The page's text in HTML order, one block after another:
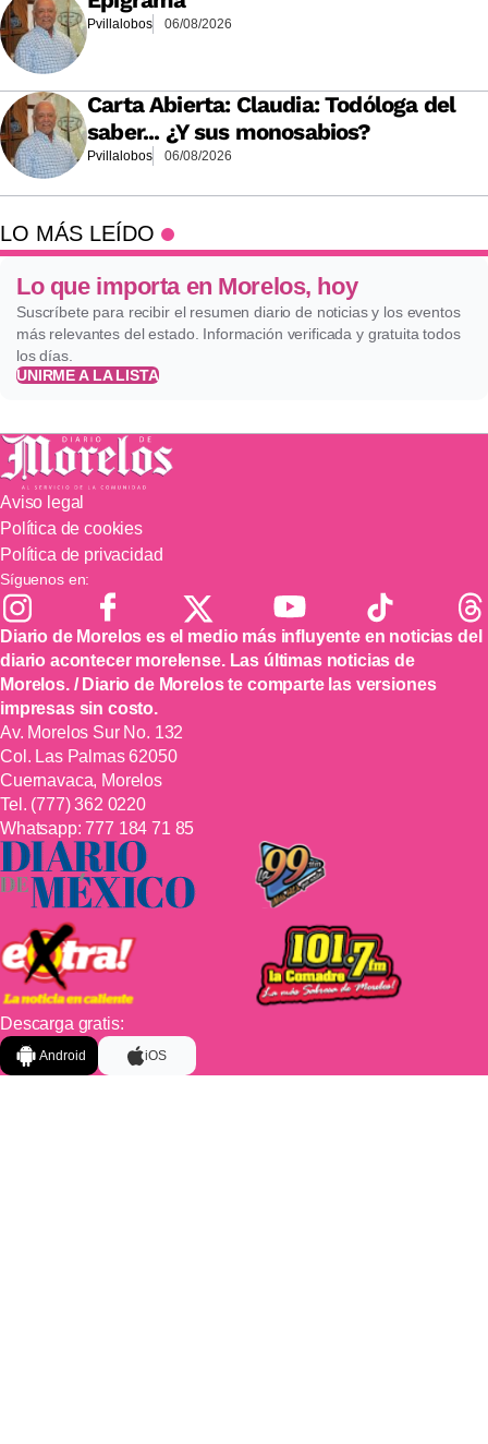
Pvillalobos 06/08/2026
Carta Abierta: Claudia: Todóloga del
saber... ¿Y sus monosabios?
Pvillalobos 06/08/2026
LO MÁS LEÍDO
Lo que importa en Morelos, hoy
Suscríbete para recibir el resumen diario de noticias y los eventos
más relevantes del estado. Información verificada y gratuita todos
los días.
UNIRME A LA LISTA
Aviso legal
Política de cookies
Política de privacidad
Síguenos en:
Diario de Morelos es el medio más influyente en noticias del
diario acontecer morelense. Las últimas noticias de
Morelos. / Diario de Morelos te comparte las versiones
impresas sin costo.
Av. Morelos Sur No. 132
Col. Las Palmas 62050
Cuernavaca, Morelos
Tel. (777) 362 0220
Whatsapp: 777 184 71 85
Descarga gratis:
Android iOS